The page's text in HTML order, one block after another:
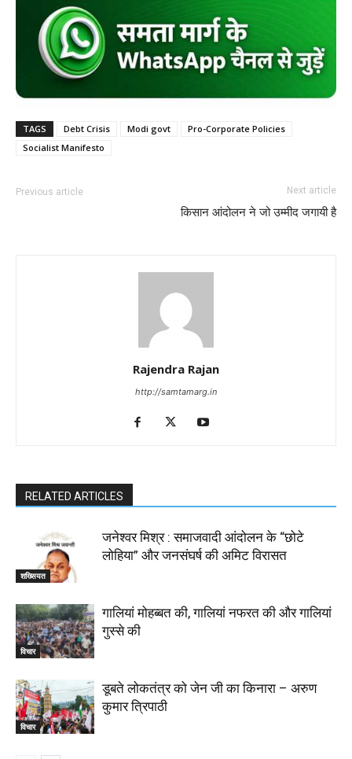
TAGS Debt Crisis Modi govt
Pro-Corporate Policies
Socialist Manifesto
Previous article Next article
किसान आंदोलन ने जो उम्मीद जगायी है
Rajendra Rajan
http://samtamarg.in
RELATED ARTICLES
शख्सियत
जनेश्वर मिश्र : समाजवादी आंदोलन के “छोटे
लोहिया” और जनसंघर्ष की अमिट विरासत
विचार
गालियां मोहब्बत की, गालियां नफरत की और गालियां
गुस्से की
विचार
डूबते लोकतंत्र को जेन जी का किनारा – अरुण
कुमार त्रिपाठी